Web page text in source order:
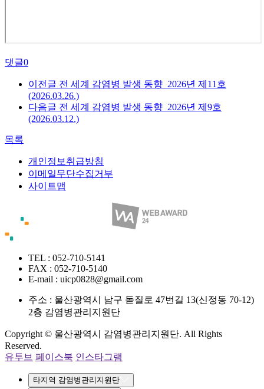
댓글0
이전글 전 세계 감염병 발생 동향_2026년 제11호
(2026.03.26.)
다음글 전 세계 감염병 발생 동향_2026년 제9호
(2026.03.12.)
목록
개인정보취급방침
이메일무단수집거부
사이트맵
TEL : 052-710-5141
FAX : 052-710-5140
E-mail : uicp0828@gmail.com
주소 : 울산광역시 남구 돋질로 47번길 13(신정동 70-12)
2층 감염병관리지원단
Copyright © 울산광역시 감염병관리지원단. All Rights
Reserved.
유투브 페이스북 인스타그램
타지역 감염병관리지원단